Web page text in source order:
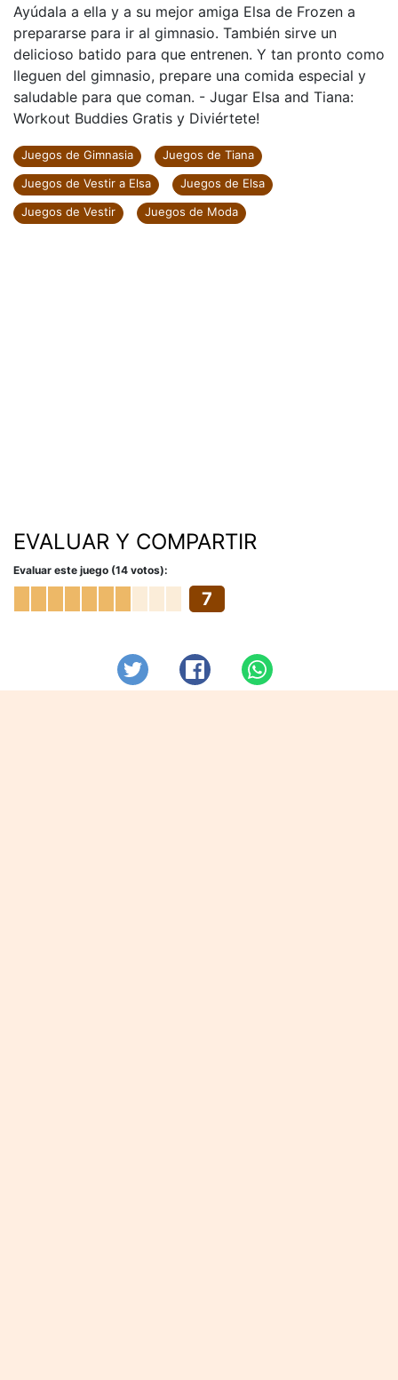
Ayúdala a ella y a su mejor amiga Elsa de Frozen a
prepararse para ir al gimnasio. También sirve un
delicioso batido para que entrenen. Y tan pronto como
lleguen del gimnasio, prepare una comida especial y
saludable para que coman. - Jugar Elsa and Tiana:
Workout Buddies Gratis y Diviértete!
Juegos de Gimnasia
Juegos de Tiana
Juegos de Vestir a Elsa
Juegos de Elsa
Juegos de Vestir
Juegos de Moda
EVALUAR Y COMPARTIR
Evaluar este juego (14 votos):
7